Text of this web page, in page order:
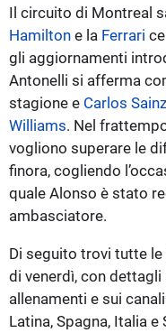
Il circuito di Montreal
Hamilton e la Ferrari
gli aggiornamenti
Antonelli si afferma
stagione e Carlos Sainz
Williams. Nel
vogliono superare le
finora, cogliendo
quale Alonso è stato
ambasciatore.
Di seguito trovi tutte
di venerdì, con
allenamenti e sui
Latina, Spagna, Italia